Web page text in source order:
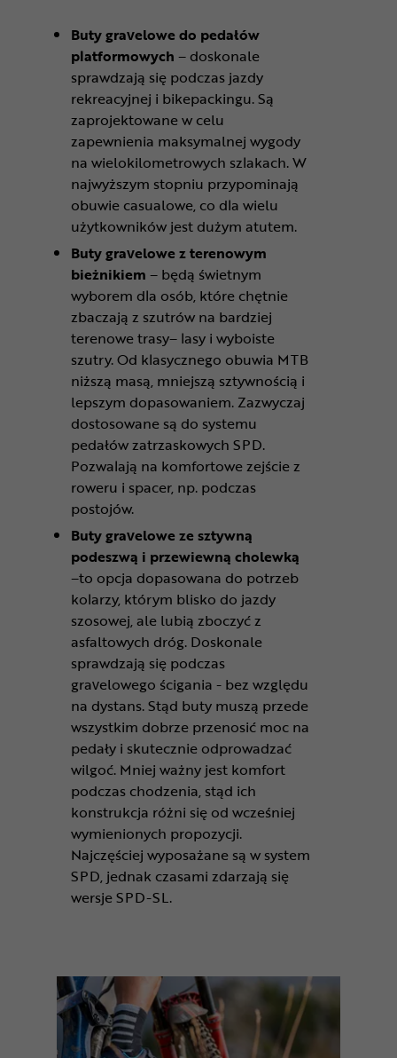
Buty gravelowe do pedałów
platformowych – doskonale
sprawdzają się podczas jazdy
rekreacyjnej i bikepackingu. Są
zaprojektowane w celu
zapewnienia maksymalnej wygody
na wielokilometrowych szlakach. W
najwyższym stopniu przypominają
obuwie casualowe, co dla wielu
użytkowników jest dużym atutem.
Buty gravelowe z terenowym
bieżnikiem – będą świetnym
wyborem dla osób, które chętnie
zbaczają z szutrów na bardziej
terenowe trasy– lasy i wyboiste
szutry. Od klasycznego obuwia MTB
niższą masą, mniejszą sztywnością i
lepszym dopasowaniem. Zazwyczaj
dostosowane są do systemu
pedałów zatrzaskowych SPD.
Pozwalają na komfortowe zejście z
roweru i spacer, np. podczas
postojów.
Buty gravelowe ze sztywną
podeszwą i przewiewną cholewką
–to opcja dopasowana do potrzeb
kolarzy, którym blisko do jazdy
szosowej, ale lubią zboczyć z
asfaltowych dróg. Doskonale
sprawdzają się podczas
gravelowego ścigania - bez względu
na dystans. Stąd buty muszą przede
wszystkim dobrze przenosić moc na
pedały i skutecznie odprowadzać
wilgoć. Mniej ważny jest komfort
podczas chodzenia, stąd ich
konstrukcja różni się od wcześniej
wymienionych propozycji.
Najczęściej wyposażane są w system
SPD, jednak czasami zdarzają się
wersje SPD-SL.